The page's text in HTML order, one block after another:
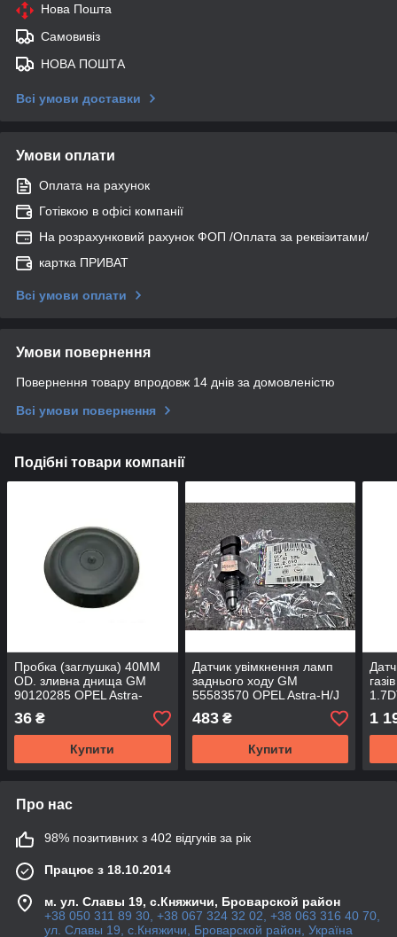
Нова Пошта
Самовивіз
НОВА ПОШТА
Всі умови доставки
Умови оплати
Оплата на рахунок
Готівкою в офісі компанії
На розрахунковий рахунок ФОП /Оплата за реквізитами/
картка ПРИВАТ
Всі умови оплати
Умови повернення
Повернення товару впродовж 14 днів за домовленістю
Всі умови повернення
Подібні товари компанії
Пробка (заглушка) 40MM
OD. зливна днища GM
90120285 OPEL Astra-
F/G/H/J Corsa-B/C/D
Meriva-A Omega-A/B
Vectra
36 ₴
Купити
Датчик увімкнення ламп
заднього ходу GM
55583570 OPEL Astra-H/J
Zafira-B/C Corsa-D Meriva-
A/B Insignia Mokka
483₴
Купити
H/J
1
Про нас
98% позитивних з 402 відгуків за рік
Працює з 18.10.2014
м. ул. Славы 19, с.Княжичи, Броварской район
+38 050 311 89 30, +38 067 324 32 02, +38 063 316 40 70,
ул. Славы 19, с.Княжичи, Броварской район, Україна